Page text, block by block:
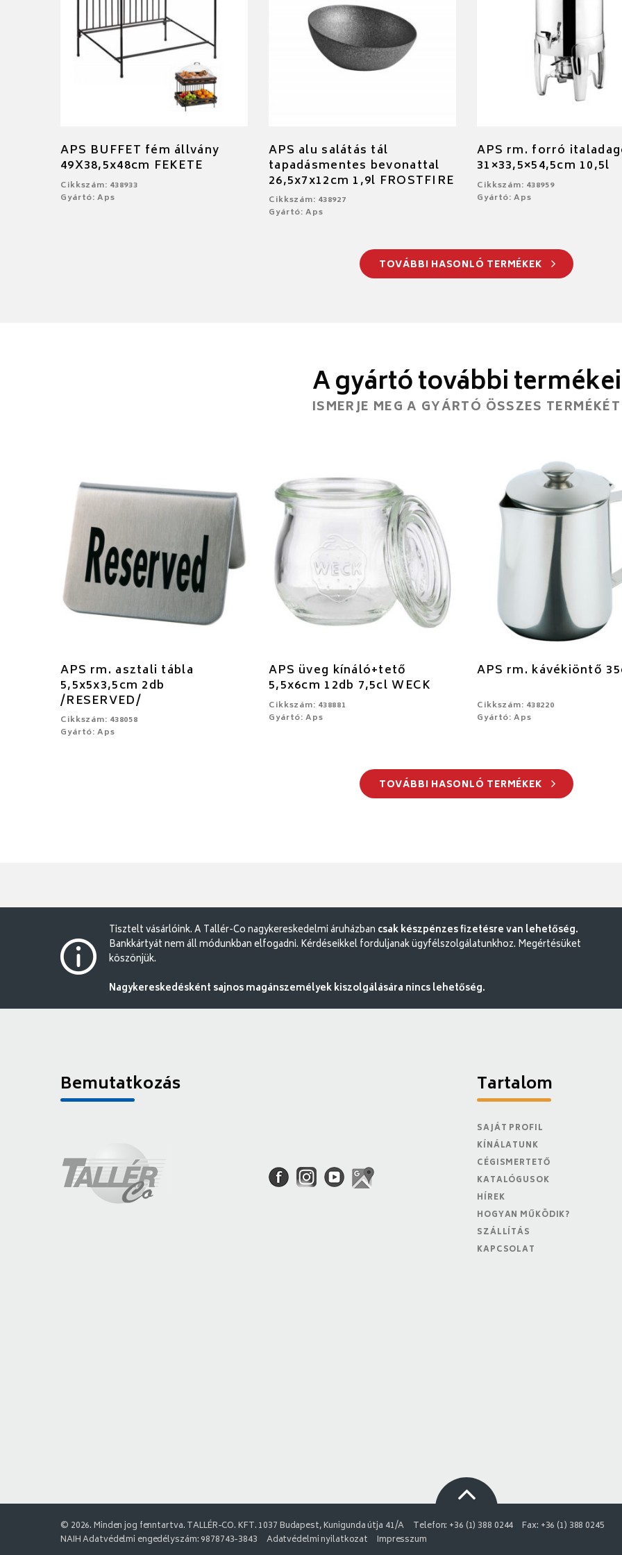
APS BUFFET fém állvány
49X38,5x48cm FEKETE
Cikkszám: 438933
Gyártó: Aps
APS alu salátás tál
tapadásmentes bevonattal
26,5x7x12cm 1,9l FROSTFIRE
Cikkszám: 438927
Gyártó: Aps
APS rm. forró
31×33,5×54,5cm 10,5l
Cikkszám: 438959
Gyártó: Aps
TOVÁBBI HASONLÓ TERMÉKEK
A gyártó további termékei
ISMERJE MEG A GYÁRTÓ ÖSSZES TERMÉKÉT
APS rm. asztali tábla
5,5x5x3,5cm 2db
/RESERVED/
Cikkszám: 438058
Gyártó: Aps
APS üveg kínáló+tető
5,5x6cm 12db 7,5cl WECK
Cikkszám: 438881
Gyártó: Aps
APS rm. kávékiöntő
Cikkszám: 438220
Gyártó: Aps
TOVÁBBI HASONLÓ TERMÉKEK
Tisztelt vásárlóink. A Tallér-Co nagykereskedelmi áruházban csak készpénzes fizetésre van lehetőség.
Bankkártyát nem áll módunkban elfogadni. Kérdéseikkel forduljanak ügyfélszolgálatunkhoz. Megértésüket
köszönjük.
Nagykereskedésként sajnos magánszemélyek kiszolgálására nincs lehetőség.
Bemutatkozás Tartalom
SAJÁT PROFIL
KÍNÁLATUNK
CÉGISMERTETŐ
KATALÓGUSOK
HÍREK
HOGYAN MŰKÖDIK?
SZÁLLÍTÁS
KAPCSOLAT
© 2026. Minden jog fenntartva. TALLÉR-CO. KFT. 1037 Budapest, Kunigunda útja 41/A Telefon: +36 (1) 388 0244
Fax: +36 (1) 388 0245
NAIH Adatvédelmi engedélyszám: 9878743-3843
Adatvédelmi nyilatkozat Impresszum